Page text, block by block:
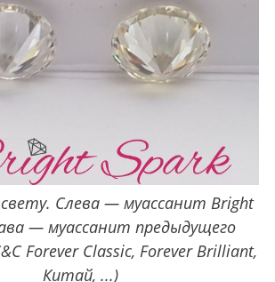
Слева — муассанит Bright
— муассанит предыдущего
Forever Classic, Forever Brilliant,
Китай, ...)